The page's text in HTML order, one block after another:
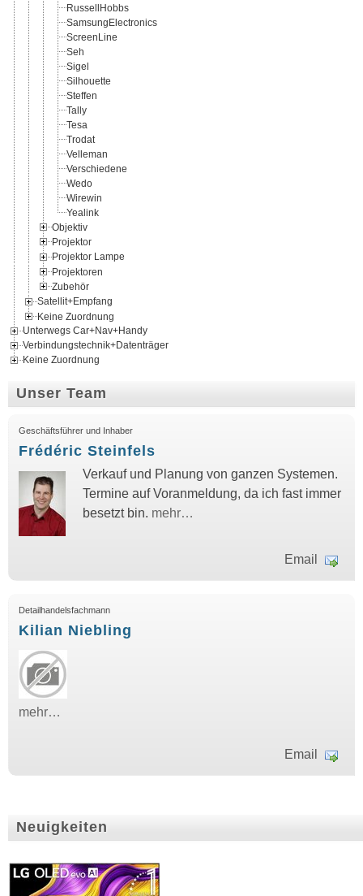
RussellHobbs
SamsungElectronics
ScreenLine
Seh
Sigel
Silhouette
Steffen
Tally
Tesa
Trodat
Velleman
Verschiedene
Wedo
Wirewin
Yealink
Objektiv
Projektor
Projektor Lampe
Projektoren
Zubehör
Satellit+Empfang
Keine Zuordnung
Unterwegs Car+Nav+Handy
Verbindungstechnik+Datenträger
Keine Zuordnung
Unser Team
Geschäftsführer und Inhaber
Frédéric Steinfels
Verkauf und Planung von ganzen Systemen.
Termine auf Voranmeldung, da ich fast immer
besetzt bin. mehr…
Email
Detailhandelsfachmann
Kilian Niebling
mehr…
Email
Neuigkeiten